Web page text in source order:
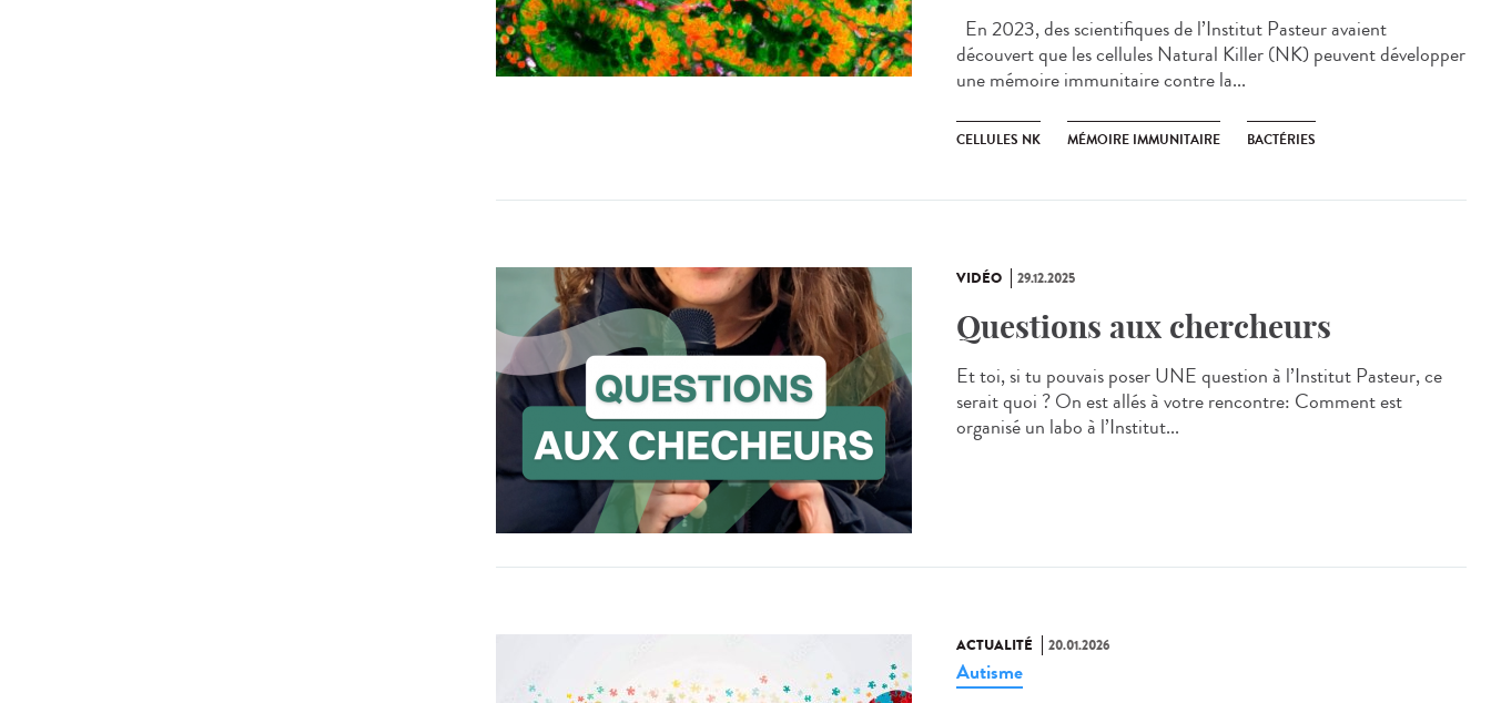
En 2023, des scientifiques de l’Institut Pasteur avaient
découvert que les cellules Natural Killer (NK) peuvent développer
une mémoire immunitaire contre la...
CELLULES NK MÉMOIRE IMMUNITAIRE BACTÉRIES
VIDÉO 29.12.2025
Questions aux chercheurs
Et toi, si tu pouvais poser UNE question à l’Institut Pasteur, ce
serait quoi ? On est allés à votre rencontre: Comment est
organisé un labo à l’Institut...
ACTUALITÉ 20.01.2026
Autisme